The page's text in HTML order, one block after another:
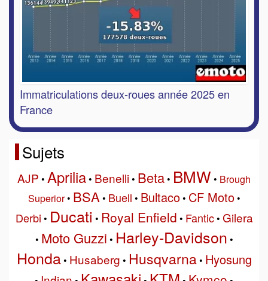
Immatriculations deux-roues année 2025 en
France
Sujets
AJP • Aprilia• Benelli• Beta• BMW • Brough
Superior• BSA• Buell • Bultaco• CF Moto•
Derbi • Ducati • Royal Enfield • Fantic• Gilera
• Moto Guzzi • Harley-Davidson •
Honda• Husaberg • Husqvarna• Hyosung